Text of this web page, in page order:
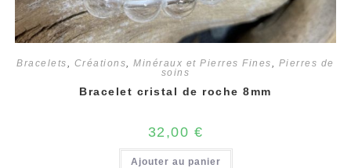
Bracelets Créations ,Minéraux et Pierres Fines
Pierres de
soins
Bracelet cristal de roche 8mm
32,00 €
Ajouter au panier